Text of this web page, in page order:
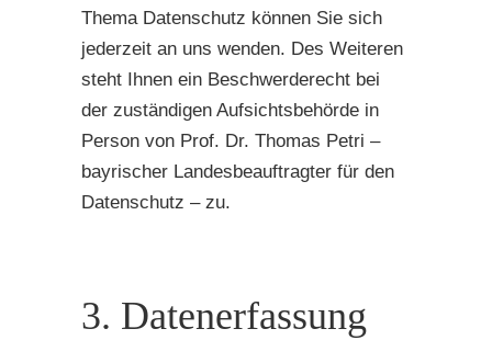
Thema Datenschutz können Sie sich
jederzeit an uns wenden. Des Weiteren
steht Ihnen ein Beschwerderecht bei
der zuständigen Aufsichtsbehörde in
Person von Prof. Dr. Thomas Petri –
bayrischer Landesbeauftragter für den
Datenschutz – zu.
3. Datenerfassung